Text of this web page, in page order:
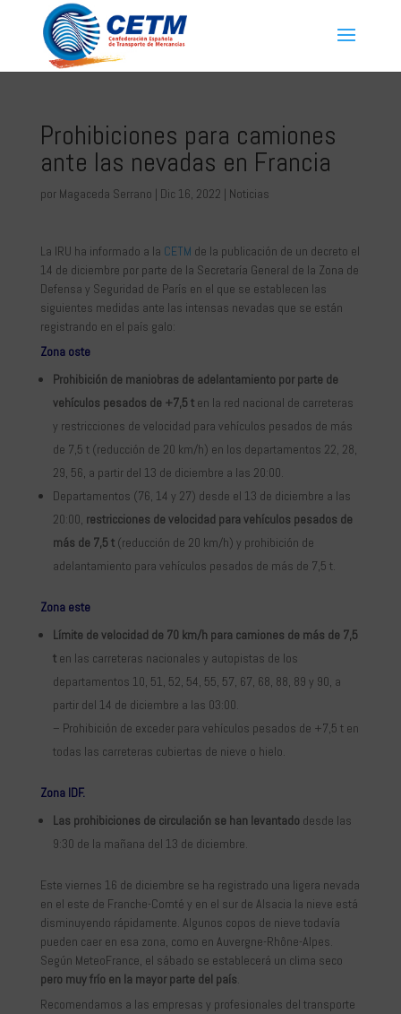
Prohibiciones para camiones
ante las nevadas en Francia
por Magaceda Serrano | Dic 16, 2022 | Noticias
La IRU ha informado a la CETM de la publicación de un decreto el
14 de diciembre por parte de la Secretaría General de la Zona de
Defensa y Seguridad de París en el que se establecen las
siguientes medidas ante las intensas nevadas que se están
registrando en el país galo:
Zona oste
Prohibición de maniobras de adelantamiento por parte de
vehículos pesados de +7,5 ten la red nacional de carreteras
y restricciones de velocidad para vehículos pesados de más
de 7,5 t (reducción de 20 km/h) en los departamentos 22, 28,
29, 56, a partir del 13 de diciembre a las 20:00.
Departamentos (76, 14 y 27) desde el 13 de diciembre a las
20:00, restricciones de velocidad para vehículos pesados de
más de 7,5 t(reducción de 20 km/h) y prohibición de
adelantamiento para vehículos pesados de más de 7,5 t.
Zona este
Límite de velocidad de 70 km/h para camiones de más de 7,5
ten las carreteras nacionales y autopistas de los
departamentos 10, 51, 52, 54, 55, 57, 67, 68, 88, 89 y 90, a
partir del 14 de diciembre a las 03:00.
– Prohibición de exceder para vehículos pesados de +7,5 t en
todas las carreteras cubiertas de nieve o hielo.
Zona IDF.
Las prohibiciones de circulación se han levantado desde las
9:30 de la mañana del 13 de diciembre.
Este viernes 16 de diciembre se ha registrado una ligera nevada
en el este de Franche-Comté y en el sur de Alsacia la nieve está
disminuyendo rápidamente. Algunos copos de nieve todavía
pueden caer en esa zona, como en Auvergne-Rhône-Alpes.
Según MeteoFrance, el sábado se establecerá un clima seco
pero muy frío en la mayor parte del país.
Recomendamos a las empresas y profesionales del transporte